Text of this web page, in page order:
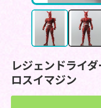
レジェンドライ
ロスイマジン